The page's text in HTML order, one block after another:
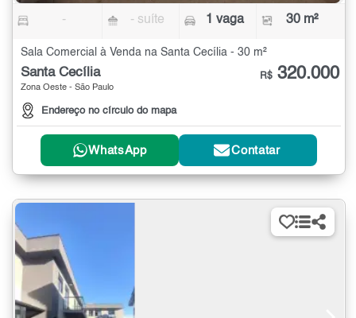
- - suíte 1 vaga 30 m²
Sala Comercial à Venda na Santa Cecília - 30 m²
Santa Cecília
Zona Oeste - São Paulo
Endereço no círculo do mapa
R$ 320.000
WhatsApp Contatar